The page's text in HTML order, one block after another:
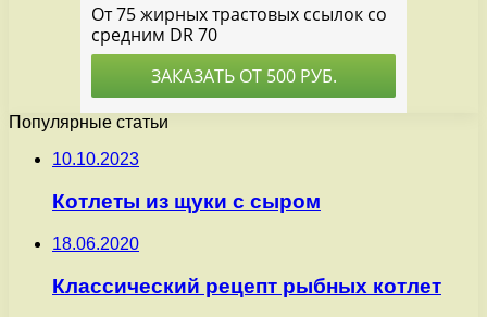
Популярные статьи
10.10.2023
Котлеты из щуки с сыром
18.06.2020
Классический рецепт рыбных котлет